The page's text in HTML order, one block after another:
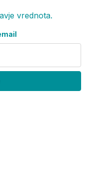
vrednota.